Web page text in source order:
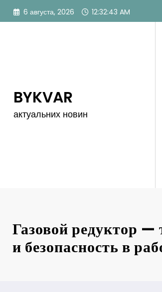
Перейти
6 августа, 2026 12:32:44 AM
BYKVAR
актуальних новин
Газовой редуктор —
и безопасность в